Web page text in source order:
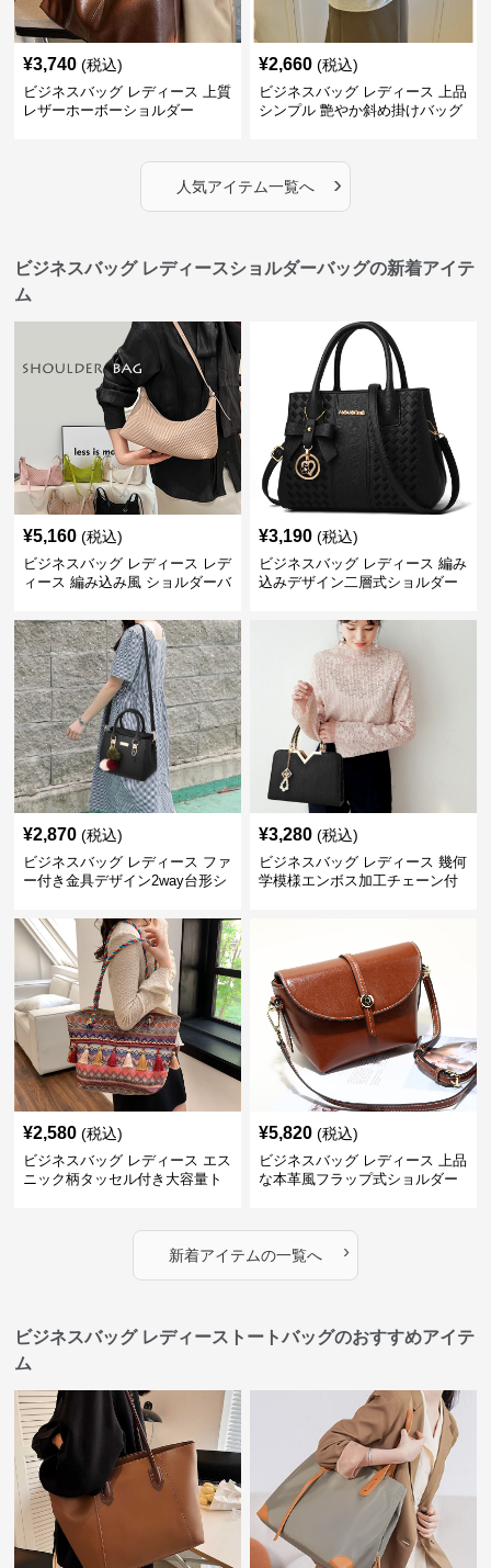
¥3,740 (税込)
ビジネスバッグ レディース 上質
レザーホーボーショルダー
¥2,660 (税込)
ビジネスバッグ レディース 上品
シンプル 艶やか斜め掛けバッグ
人気アイテム一覧へ ›
ビジネスバッグ レディースショルダーバッグの新着アイテ
ム
¥5,160 (税込)
ビジネスバッグ レディース レデ
ィース 編み込み風 ショルダーバ
¥3,190 (税込)
ビジネスバッグ レディース 編み
込みデザイン二層式ショルダー
¥2,870 (税込)
ビジネスバッグ レディース ファ
ー付き金具デザイン2way台形シ
¥3,280 (税込)
ビジネスバッグ レディース 幾何
学模様エンボス加工チェーン付
¥2,580 (税込)
ビジネスバッグ レディース エス
ニック柄タッセル付き大容量ト
¥5,820 (税込)
ビジネスバッグ レディース 上品
な本革風フラップ式ショルダー
新着アイテムの一覧へ ›
ビジネスバッグ レディーストートバッグのおすすめアイテ
ム